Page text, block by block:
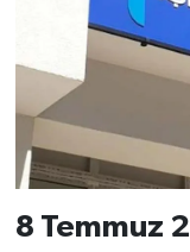
8 Temmuz